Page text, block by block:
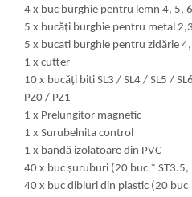
4 x buc burghie pentru lemn 4, 5,
5 x bucăți burghie pentru metal
5 x bucati burghie pentru zidărie
1 x cutter
10 x bucăți biti SL3 / SL4 / SL5 /
PZ0 / PZ1
1 x Prelungitor magnetic
1 x Surubelnita control
1 x bandă izolatoare din PVC
40 x buc șuruburi (20 buc * ST3.5,
40 x buc dibluri din plastic (20